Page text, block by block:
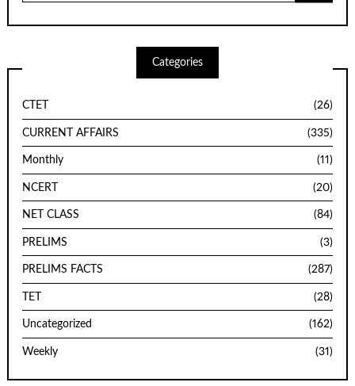
Categories
CTET (26)
CURRENT AFFAIRS (335)
Monthly (11)
NCERT (20)
NET CLASS (84)
PRELIMS (3)
PRELIMS FACTS (287)
TET (28)
Uncategorized (162)
Weekly (31)